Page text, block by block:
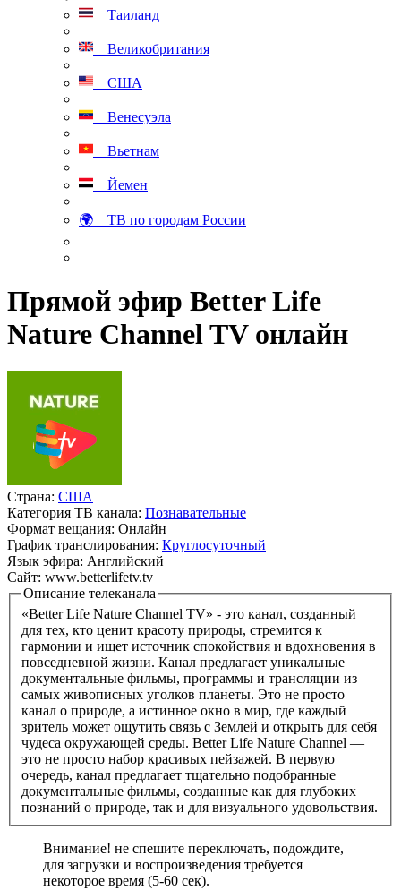
Таиланд
Великобритания
США
Венесуэла
Вьетнам
Йемен
🌍 ТВ по городам России
Прямой эфир Better Life
Nature Channel TV онлайн
Страна: США
Категория ТВ канала: Познавательные
Формат вещания: Онлайн
График транслирования: Круглосуточный
Язык эфира: Английский
Сайт: www.betterlifetv.tv
Описание телеканала
«Better Life Nature Channel TV» - это канал, созданный
для тех, кто ценит красоту природы, стремится к
гармонии и ищет источник спокойствия и вдохновения в
повседневной жизни. Канал предлагает уникальные
документальные фильмы, программы и трансляции из
самых живописных уголков планеты. Это не просто
канал о природе, а истинное окно в мир, где каждый
зритель может ощутить связь с Землей и открыть для себя
чудеса окружающей среды. Better Life Nature Channel —
это не просто набор красивых пейзажей. В первую
очередь, канал предлагает тщательно подобранные
документальные фильмы, созданные как для глубоких
познаний о природе, так и для визуального удовольствия.
Внимание! не спешите переключать, подождите,
для загрузки и воспроизведения требуется
некоторое время (5-60 сек).